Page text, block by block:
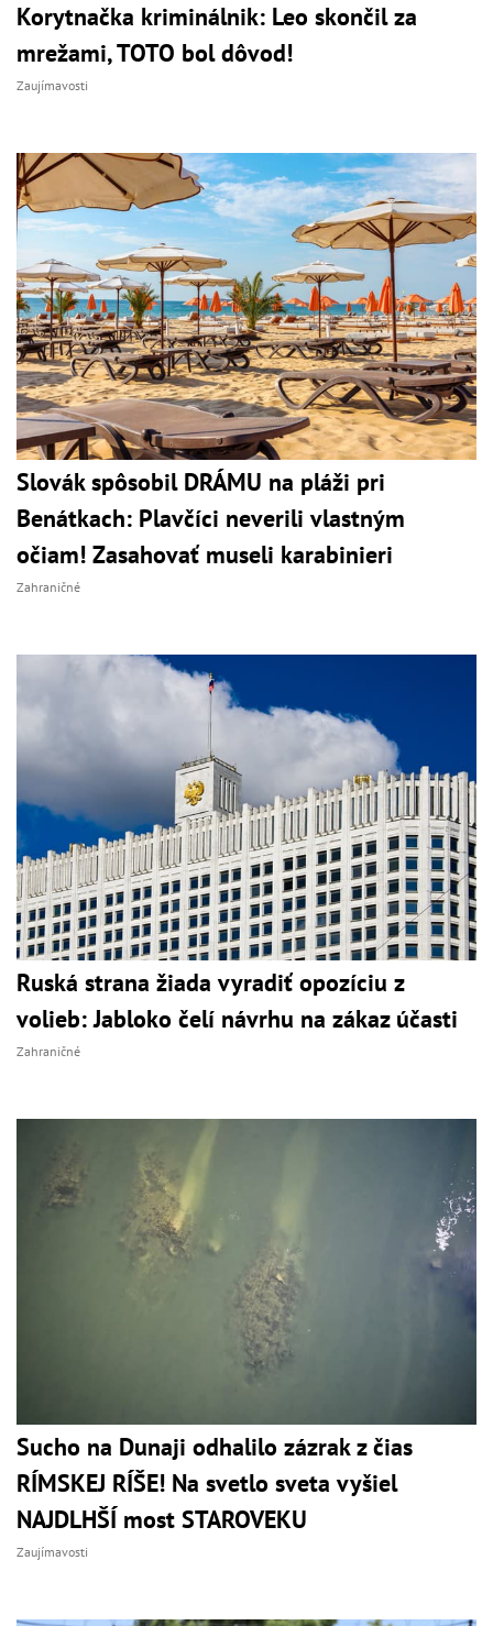
Korytnačka kriminálnik: Leo skončil za
mrežami, TOTO bol dôvod!
Zaujímavosti
Slovák spôsobil DRÁMU na pláži pri
Benátkach: Plavčíci neverili vlastným
očiam! Zasahovať museli karabinieri
Zahraničné
Ruská strana žiada vyradiť opozíciu z
volieb: Jabloko čelí návrhu na zákaz účasti
Zahraničné
Sucho na Dunaji odhalilo zázrak z čias
RÍMSKEJ RÍŠE! Na svetlo sveta vyšiel
NAJDLHŠÍ most STAROVEKU
Zaujímavosti